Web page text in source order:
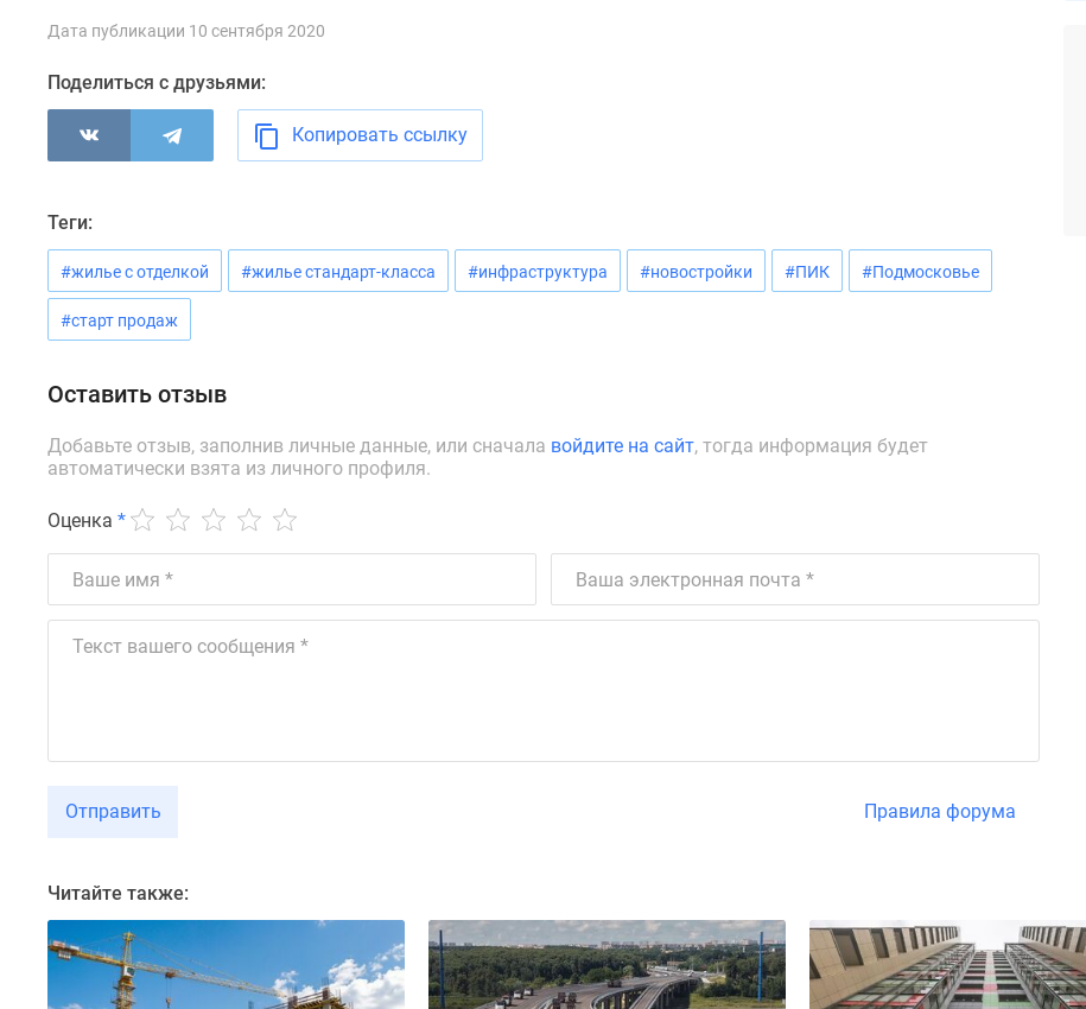
Медиа
рынка
Экспертиза
новостроек
Эксперты
проекте
Реклама
Апартаменты
#траншевая
Квартиры
скидками
новостроек
Субсидированная
застройщиком
Дата публикации 10 сентября 2020
Поделиться с друзьями:
Копировать ссылку
Теги:
#жилье с отделкой #жилье стандарт-класса #инфраструктура #новостройки #ПИК #Подмосковье
#старт продаж
Оставить отзыв
Добавьте отзыв, заполнив личные данные, или сначала войдите на сайт, тогда информация будет
автоматически взята из личного профиля.
Оценка *
Отправить Правила форума
Читайте также: